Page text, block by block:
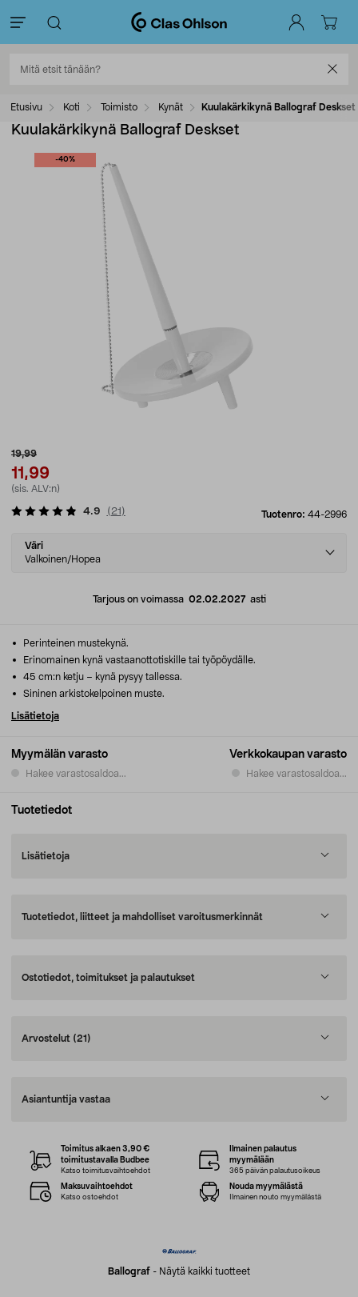
Etusivu Koti Toimisto Kynät Kuulakärkikynä Ballograf Deskset
Kuulakärkikynä Ballograf Deskset
-40%
19,99
11,99
(sis. ALV:n)
Tuotenro: 44-2996
4.9 ( 21 )
Select
variant
Väri
Valkoinen/Hopea
Tarjous on voimassa 02.02.2027asti
Myymälän varasto
Hakee varastosaldoa...
Verkkokaupan varasto
Hakee varastosaldoa...
Perinteinen mustekynä.
Erinomainen kynä vastaanottotiskille tai työpöydälle.
45 cm:n ketju – kynä pysyy tallessa.
Sininen arkistokelpoinen muste.
Lisätietoja
Tuotetiedot
Lisätietoja
Tuotetiedot, liitteet ja mahdolliset varoitusmerkinnät
Ostotiedot, toimitukset ja palautukset
Arvostelut (21)
Asiantuntija vastaa
Ballograf - Näytä kaikki tuotteet
Toimitus alkaen 3,90 €
toimitustavalla Budbee
Katso toimitusvaihtoehdot
Ilmainen palautus
myymälään
365 päivän palautusoikeus
Maksuvaihtoehdot
Katso ostoehdot
Nouda myymälästä
Ilmainen nouto myymälästä